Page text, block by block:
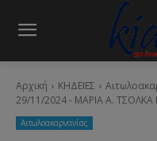
Αρχική ΚΗΔΕΙΕΣ
29/11/2024 - ΜΑΡΙΑ Α.
Aιτωλοακαρνανίας